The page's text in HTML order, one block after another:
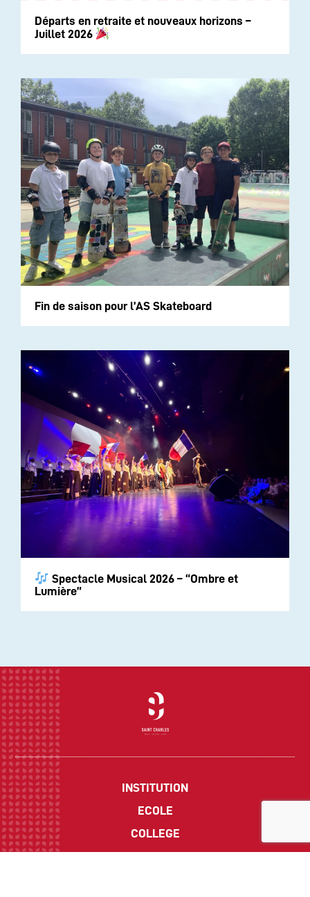
Départs en retraite et nouveaux horizons –
Juillet 2026
Fin de saison pour l’AS Skateboard
Spectacle Musical 2026 – “Ombre et
Lumière”
INSTITUTION
ECOLE
COLLEGE
LYCEE